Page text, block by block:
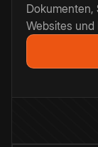
Dokumenten,
Websites und